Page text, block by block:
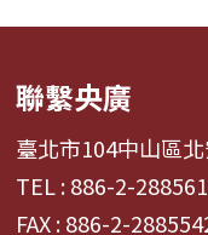
聯繫央廣
臺北市104中山區
TEL : 886-2-
FAX : 886-2-